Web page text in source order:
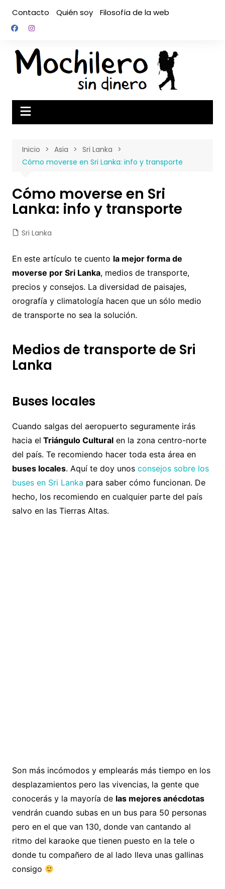
contenido
Contacto Quién soy Filosofía de la web
Inicio Asia
Sri Lanka
Cómo moverse en Sri Lanka: info y transporte
Cómo moverse en Sri
Lanka: info y transporte
Sri Lanka
En este artículo te cuento la mejor forma de
moverse por Sri Lanka, medios de transporte,
precios y consejos. La diversidad de paisajes,
orografía y climatología hacen que un sólo medio
de transporte no sea la solución.
Medios de transporte de Sri
Lanka
Buses locales
Cuando salgas del aeropuerto seguramente irás
hacia el Triángulo Culturalen la zona centro-norte
del país. Te recomiendo hacer toda esta área en
buses locales. Aquí te doy unos consejos sobre los
buses en Sri Lanka para saber cómo funcionan. De
hecho, los recomiendo en cualquier parte del país
salvo en las Tierras Altas.
Son más incómodos y emplearás más tiempo en los
desplazamientos pero las vivencias, la gente que
conocerás y la mayoría de las mejores anécdotas
vendrán cuando subas en un bus para 50 personas
pero en el que van 130, donde van cantando al
ritmo del karaoke que tienen puesto en la tele o
donde tu compañero de al lado lleva unas gallinas
consigo